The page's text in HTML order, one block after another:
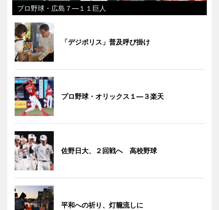
プロ野球・広島７―１１巨人
「デジポリス」普及呼び掛け
プロ野球・オリックス１―３楽天
佐野日大、２回戦へ 高校野球
平和への祈り、灯籠流しに